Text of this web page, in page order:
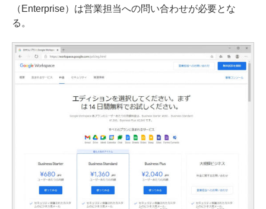
（Enterprise）は営業担当への問い合わせが必要とな
る。